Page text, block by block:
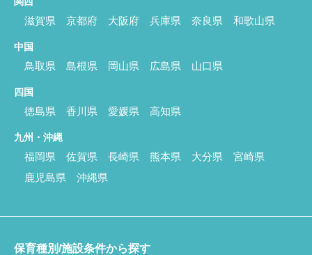
滋賀県 京都府 大阪府 兵庫県 奈良県 和歌山県
中国
鳥取県 島根県 岡山県 広島県 山口県
四国
徳島県 香川県 愛媛県 高知県
九州・沖縄
福岡県 佐賀県 長崎県 熊本県 大分県
宮崎県
鹿児島県
沖縄県
保育種別/施設条件から探す